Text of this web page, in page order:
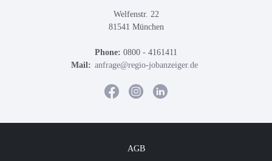
Welfenstr. 22
81541 München
Phone: 0800 - 4161411
Mail: anfrage@regio-jobanzeiger.de
AGB